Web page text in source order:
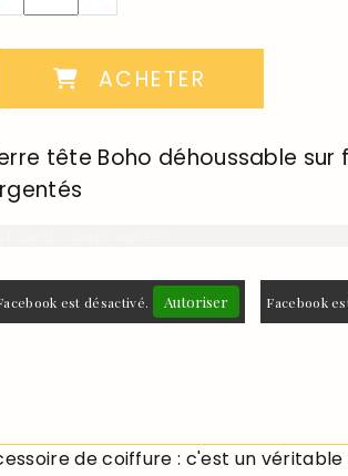
ACHETER
tête Boho déhoussable
est désactivé. Autoriser Facebook
de coiffure : c'est un